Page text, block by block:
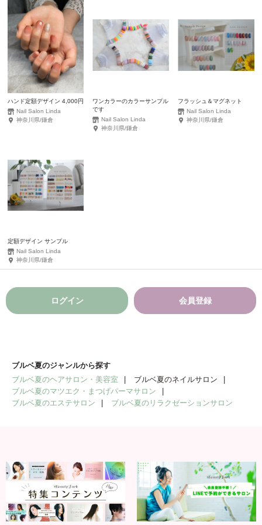
ハンド定額デザイン 4,000円
Nail Salon Linda
神奈川県/鎌倉
ワンカラーのカラーサンプル
です
Nail Salon Linda
神奈川県/鎌倉
フラッシュ＆マグネット
Nail Salon Linda
神奈川県/鎌倉
定額デザイン サンプル
Nail Salon Linda
神奈川県/鎌倉
ログイン 会員登録
ブルベ夏のジャンルから探す
ブルベ夏のヘアサロン・美容室
ブルベ夏のネイルサロン
ブルベ夏のマツエク・まつげパーマサロン
ブルベ夏のエステサロン
ブルベ夏のリラクゼーションサロン